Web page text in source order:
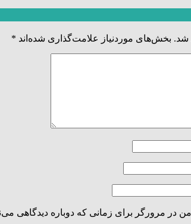
شد. بخش‌های موردنیاز علامت‌گذاری شده‌اند *
در مرورگر برای زمانی که دوباره دیدگاهی